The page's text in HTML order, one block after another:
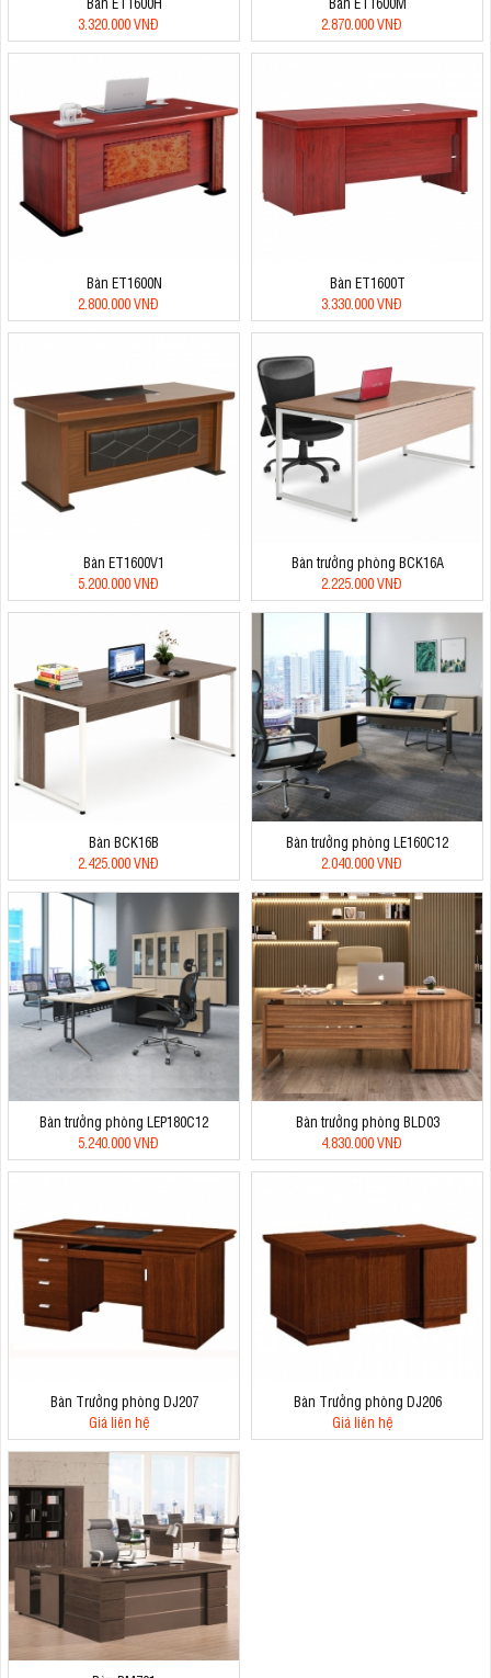
3.320.000 VNĐ
2.870.000 VNĐ
Bàn ET1600N
2.800.000 VNĐ
Bàn ET1600T
3.330.000 VNĐ
Bàn ET1600V1
5.200.000 VNĐ
Bàn trưởng phòng BCK16A
2.225.000 VNĐ
Bàn BCK16B
2.425.000 VNĐ
Bàn trưởng phòng LE160C12
2.040.000 VNĐ
Bàn trưởng phòng LEP180C12
5.240.000 VNĐ
Bàn trưởng phòng BLD03
4.830.000 VNĐ
Bàn Trưởng phòng DJ207
Giá liên hệ
Bàn Trưởng phòng DJ206
Giá liên hệ